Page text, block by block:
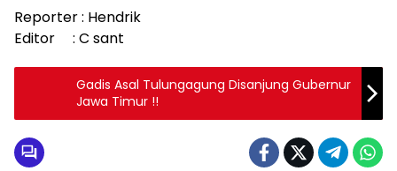
Reporter : Hendrik
Editor : C sant
Gadis Asal Tulungagung Disanjung Gubernur
Jawa Timur !!